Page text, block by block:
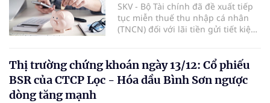
SKV - Bộ Tài chính đã đề xuất tiếp
tục miễn thuế thu nhập cá nhân
(TNCN) đối với lãi tiền gửi tiết kiệm,
trợ nguồn vốn cho nền kinh tế.
Thị trường chứng khoán ngày 13/12: Cổ phiếu
BSR của CTCP Lọc - Hóa dầu Bình Sơn ngược
dòng tăng mạnh